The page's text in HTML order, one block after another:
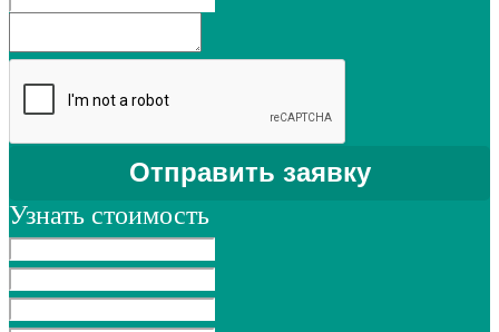
Узнать стоимость